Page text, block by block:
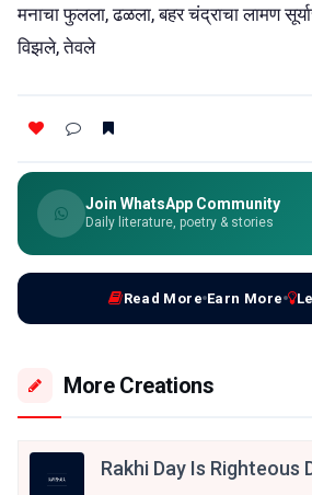
मनाचा फुलला, ढळला, बहर चंद्राचा लामण
विझले, तेवले
Join WhatsApp Community
Daily literature, poetry & stories
Read More Earn More
More Creations
Rakhi Day Is Righteous